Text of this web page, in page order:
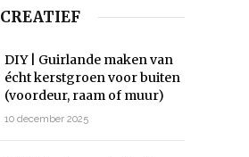
CREATIEF
DIY | Guirlande maken van
écht kerstgroen voor buiten
(voordeur, raam of muur)
10 december 2025